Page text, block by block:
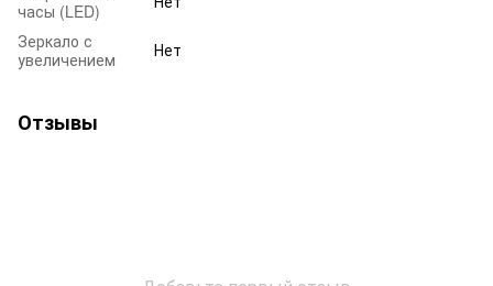
часы (LED)
Зеркало с
увеличением
Нет
Отзывы